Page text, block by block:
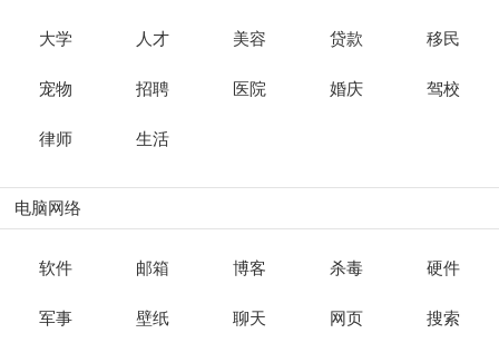
大学 人才 美容 贷款 移民
宠物 招聘 医院 婚庆 驾校
律师 生活
电脑网络
软件 邮箱 博客 杀毒 硬件
军事 壁纸 聊天 网页 搜索